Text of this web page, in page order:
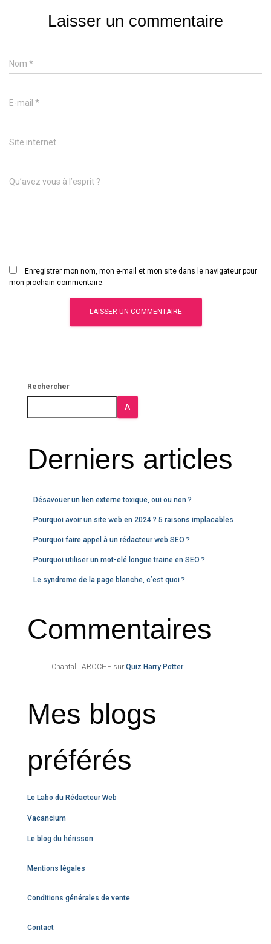
Laisser un commentaire
Nom *
E-mail *
Site internet
Qu’avez vous à l’esprit ?
Enregistrer mon nom, mon e-mail et mon site dans le navigateur pour
mon prochain commentaire.
Rechercher
A
Derniers articles
Désavouer un lien externe toxique, oui ou non ?
Pourquoi avoir un site web en 2024 ? 5 raisons implacables
Pourquoi faire appel à un rédacteur web SEO ?
Pourquoi utiliser un mot-clé longue traine en SEO ?
Le syndrome de la page blanche, c’est quoi ?
Commentaires
Chantal LAROCHE sur Quiz Harry Potter
Mes blogs
préférés
Le Labo du Rédacteur Web
Vacancium
Le blog du hérisson
Mentions légales
Conditions générales de vente
Contact